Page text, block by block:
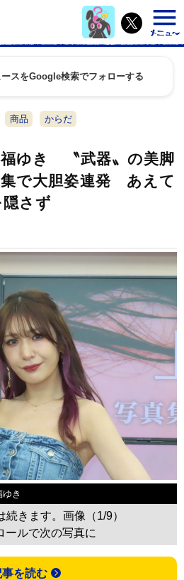
ースをGoogle検索でフォローする
商品 からだ
ゆき 〝武器〟の美脚
集で大胆姿連発 あえて
さず
き
続きます。画像（1/9）
ールで次の写真に
事を読む